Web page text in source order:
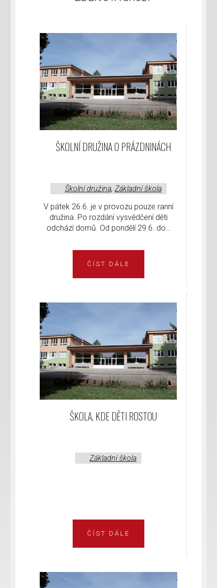
ŠKOLNÍ DRUŽINA O PRÁZDNINÁCH
Školní družina, Základní škola
V pátek 26.6. je v provozu pouze ranní
družina. Po rozdání vysvědčení děti
odchází domů. Od pondělí 29.6. do…
ČÍST DÁLE
ŠKOLA, KDE DĚTI ROSTOU
Základní škola
ČÍST DÁLE